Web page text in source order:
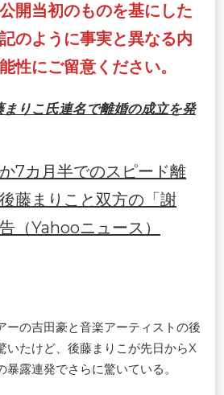
開当初のものを基にした
のように事実と異なる内
性にご留意ください。
まりこ氏連名で離婚の成立を発
7カ月半でのスピード離
藤まりこと双方の「謝
（Yahooニュース）
ーの吉田豪と音楽アーティストの後
いたけど、後藤まりこが先日からX
露連発でさらに驚いている。